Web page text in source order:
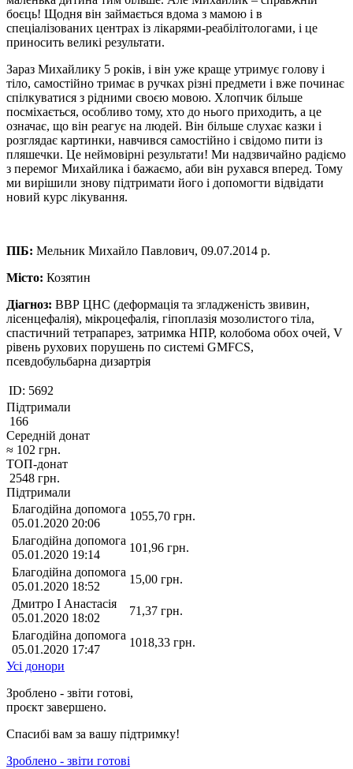
боєць! Щодня він займається вдома з мамою і в
спеціалізованих центрах із лікарями-реабілітологами, і це
приносить великі результати.
Зараз Михайлику 5 років, і він уже краще утримує голову і
тіло, самостійно тримає в ручках різні предмети і вже починає
спілкуватися з рідними своєю мовою. Хлопчик більше
посміхається, особливо тому, хто до нього приходить, а це
означає, що він реагує на людей. Він більше слухає казки і
розглядає картинки, навчився самостійно і свідомо пити із
пляшечки. Це неймовірні результати! Ми надзвичайно радіємо
з перемог Михайлика і бажаємо, аби він рухався вперед. Тому
ми вирішили знову підтримати його і допомогти відвідати
новий курс лікування.
ПІБ: Мельник Михайло Павлович, 09.07.2014 р.
Місто: Козятин
Діагноз: ВВР ЦНС (деформація та згладженість звивин,
лісенцефалія), мікроцефалія, гіпоплазія мозолистого тіла,
спастичний тетрапарез, затримка НПР, колобома обох очей, V
рівень рухових порушень по системі GMFCS,
псевдобульбарна дизартрія
ID: 5692
Підтримали
166
Середній донат
≈ 102 грн.
ТОП-донат
2548 грн.
Підтримали
Благодійна допомога
05.01.2020 20:06
1055,70 грн.
Благодійна допомога
05.01.2020 19:14
101,96 грн.
Благодійна допомога
05.01.2020 18:52
15,00 грн.
Дмитро І Анастасія
05.01.2020 18:02
71,37 грн.
Благодійна допомога
05.01.2020 17:47
1018,33 грн.
Усі донори
Зроблено - звіти готові,
проєкт завершено.
Спасибі вам за вашу підтримку!
Зроблено - звіти готові